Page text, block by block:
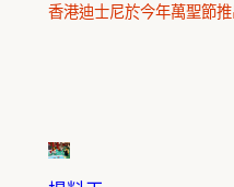
香港迪士尼於今年萬聖節